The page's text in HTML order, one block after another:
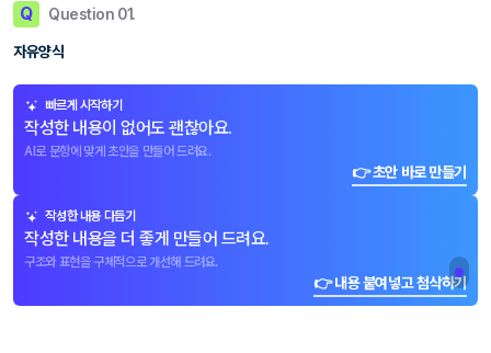
Q Question 01.
자유양식
빠르게 시작하기
작성한 내용이 없어도 괜찮아요.
AI로 문항에 맞게 초안을 만들어 드려요.
👉 초안 바로 만들기
작성한 내용 다듬기
작성한 내용을 더 좋게 만들어 드려요.
구조와 표현을 구체적으로 개선해 드려요.
👉 내용 붙여넣고 첨삭하기